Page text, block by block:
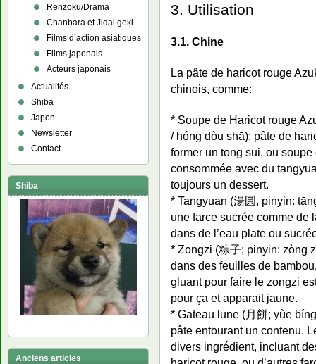
3. Utilisation
3.1. Chine
La pâte de haricot rouge
chinois, comme:
* Soupe de Haricot rouge
/ hóng dòu shā): pâte de
former un tong sui, ou
consommée avec du
toujours un dessert.
* Tangyuan (湯圓, pinyin:
une farce sucrée comme de
dans de l’eau plate ou
* Zongzi (粽子; pinyin: zòng
dans des feuilles de
gluant pour faire le zongzi
pour ça et apparait jaune.
* Gateau lune (月餅; yùe
pâte entourant un contenu.
divers ingrédient, incluant
Renzoku/Drama
Chanbara et Jidai geki
Films d’action asiatiques
Films japonais
Acteurs japonais
Actualités
Shiba
Japon
Newsletter
Contact
Shiba
Anciens articles